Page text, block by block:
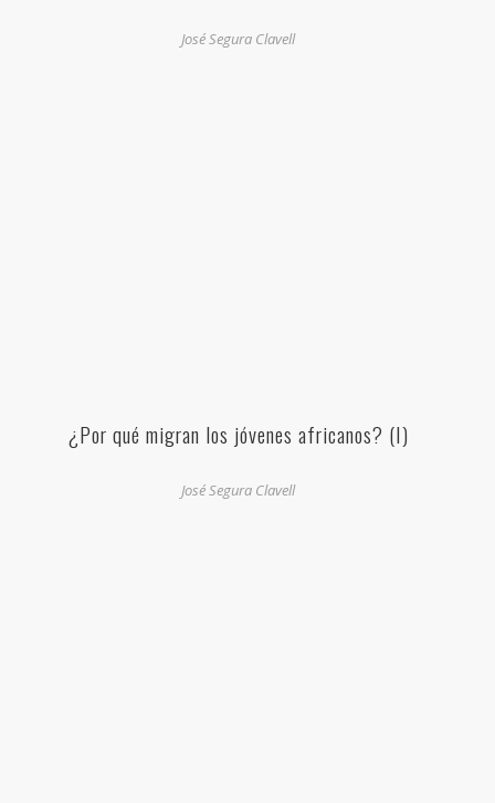
José Segura Clavell
¿Por qué migran los jóvenes africanos? (I)
José Segura Clavell